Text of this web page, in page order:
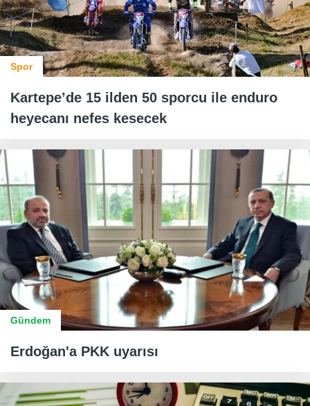
Spor
Kartepe’de 15 ilden 50 sporcu ile enduro
heyecanı nefes kesecek
Gündem
Erdoğan'a PKK uyarısı